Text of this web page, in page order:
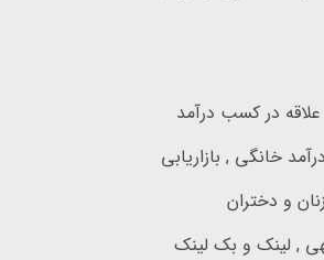
در کسب درآمد
خانگی , بازاریابی
و دختران
, لینک و بک لینک